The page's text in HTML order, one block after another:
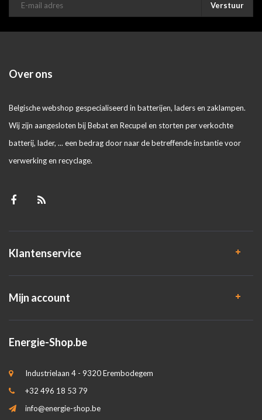
Verstuur
Over ons
Belgische webshop gespecialiseerd in batterijen, laders en zaklampen.
Wij zijn aangesloten bij Bebat en Recupel en storten per verkochte
batterij, lader, ... een bedrag door naar de betreffende instantie voor
verwerking en recyclage.
Klantenservice
Mijn account
Energie-Shop.be
Industrielaan 4 - 9320 Erembodegem
+32 496 18 53 79
info@energie-shop.be